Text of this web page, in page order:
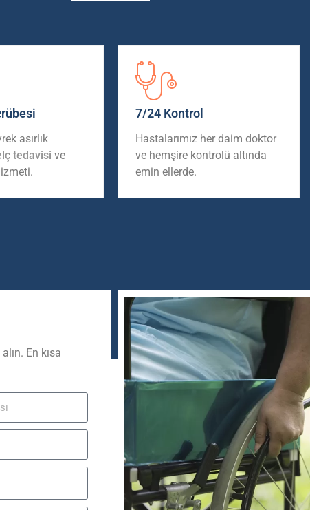
asırlık
tedavisi ve
7/24 Kontrol
Hastalarımız her daim doktor
ve hemşire kontrolü altında
emin ellerde.
En kısa